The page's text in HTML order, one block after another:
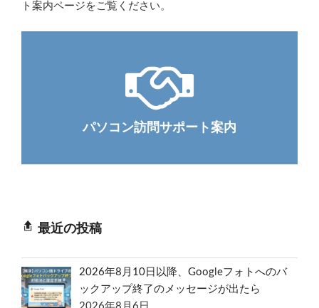
ト案内ページをご覧ください。
パソコン訪問サポート案内
最近の投稿
2026年8月10日以降、Googleフォトへのバ
ックアップ終了のメッセージが出たら